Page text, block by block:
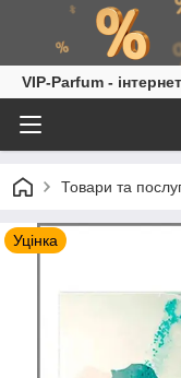
VIP-Parfum -
Товари та
Уцінка